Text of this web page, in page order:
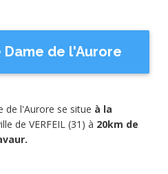
de l'Aurore
de l'Aurore se situe à la
de VERFEIL (31) à 20km de